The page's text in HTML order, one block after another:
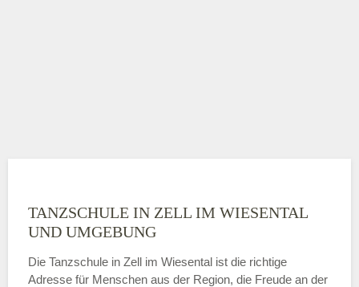
TANZSCHULE IN ZELL IM WIESENTAL
UND UMGEBUNG
Die Tanzschule in Zell im Wiesental ist die richtige
Adresse für Menschen aus der Region, die Freude an der